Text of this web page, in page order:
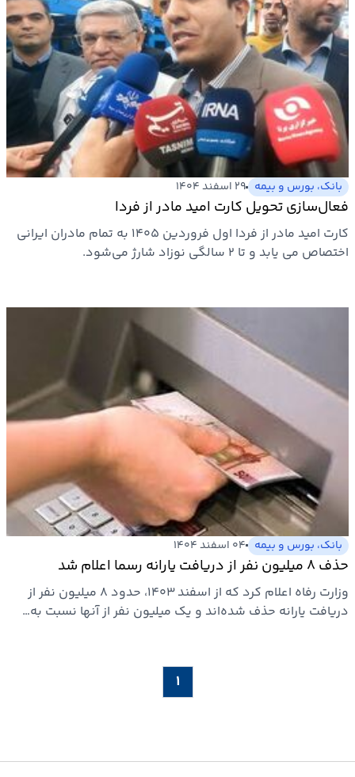
بانک، بورس و بیمه ۲۹ اسفند ۱۴۰۴
فعال‌سازی تحویل کارت امید مادر از فردا
کارت امید مادر از فردا اول فروردین ۱۴۰۵ به تمام مادران ایرانی
اختصاص می یابد و تا ۲ سالگی نوزاد شارژ می‌شود.
بانک، بورس و بیمه ۰۴ اسفند ۱۴۰۴
حذف ۸ میلیون نفر از دریافت یارانه رسما اعلام شد
وزارت رفاه اعلام کرد که از اسفند ۱۴۰۳، حدود ۸ میلیون نفر از
دریافت یارانه حذف شده‌اند و یک میلیون نفر از آنها نسبت به…
۱